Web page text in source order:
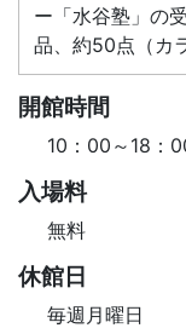
ー「水谷塾」の
品、約50点（カ
開館時間
10：00～18：
入場料
無料
休館日
毎週月曜日